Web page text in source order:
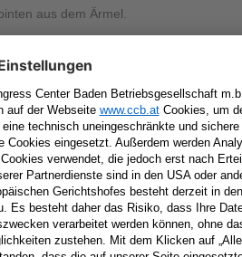
aus dem Ärmel.
vom Aufbrechen und
er viele Themen des Lebens
Virtuos und scharfzüngig
als Partner auf die Bühne, wobei er mit
verliert Dorfer nie den Blick für die
im deutschen Sprachraum, den
sowie dem Bayerischen